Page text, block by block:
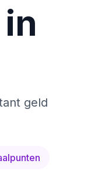
in
geld